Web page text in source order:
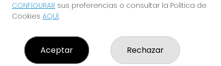
CONFIGURAR sus preferencias o consultar la Política de
Cookies AQUÍ.
Aceptar Rechazar